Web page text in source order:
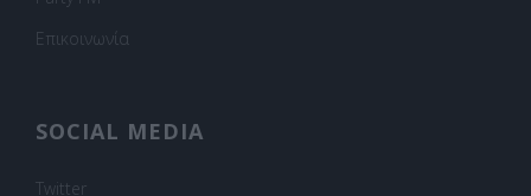
Επικοινωνία
SOCIAL MEDIA
Twitter